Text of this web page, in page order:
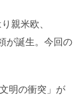
親米欧、
が誕生。今回の
明の衝突」が